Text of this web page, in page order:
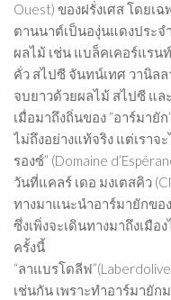
Ouest) ของฝรั่งเศส โดยเ
ตานนาต์เป็นองุ่นแดงประ
ผลไม้ เช่น แบล็คเคอร์แรน
คั่ว สไปซี จันทน์เทศ วานิล
จบยาวด้วยผลไม้ สไปซี แ
เมื่อมาถึงถิ่นของ “อาร์มายั
ไม่ถึงอย่างแท้จริง แต่เราจ
รองซ์” (Domaine
วันที่แคลร์ เดอ มงเตสคิว
ทางมาแนะนำอาร์มายักขอ
ซึ่งเพิ่งจะเดินทางมาถึงเมื
ครั้งนี้
“ลาแบรโดลีฟ
เช่นกัน เพราะทำอาร์มายัก